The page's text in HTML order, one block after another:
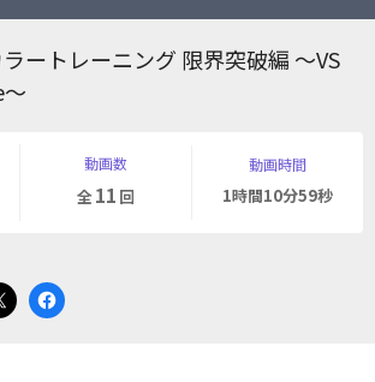
ートレーニング 限界突破編 〜VS
動画数
全11 回
動画時間
1時間10分59秒